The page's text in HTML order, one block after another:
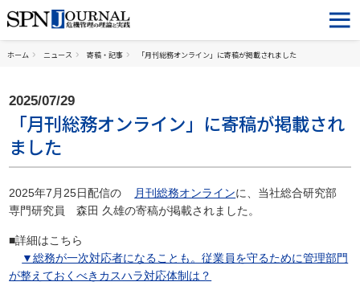
ホーム ニュース 寄稿・記事 「月刊総務オンライン」に寄稿が掲載されました
2025/07/29
「月刊総務オンライン」に寄稿が掲載され
ました
2025年7月25日配信の 月刊総務オンラインに、当社総合研究部
専門研究員 森田 久雄の寄稿が掲載されました。
■詳細はこちら
▼総務が一次対応者になることも。従業員を守るために管理部門
が整えておくべきカスハラ対応体制は？